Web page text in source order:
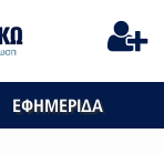
ΕΦΗΜΕΡΙΔΑ